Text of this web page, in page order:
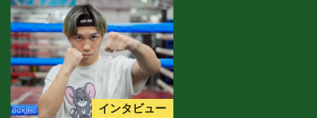
インタビュー